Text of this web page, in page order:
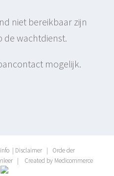
niet bereikbaar zijn
de wachtdienst.
mogelijk.
| Disclaimer | Orde der
| Created by Medicommerce